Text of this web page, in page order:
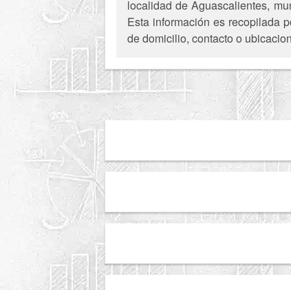
localidad de Aguascalientes,
Esta información es recopilada
de domicilio, contacto o